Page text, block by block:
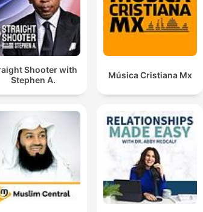
Shooter with
Stephen A.
Música Cristiana Mx